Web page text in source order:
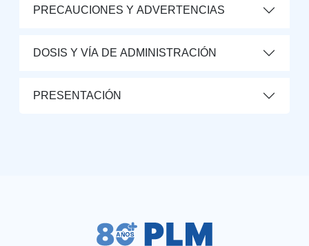
PRECAUCIONES Y ADVERTENCIAS
DOSIS Y VÍA DE ADMINISTRACIÓN
PRESENTACIÓN